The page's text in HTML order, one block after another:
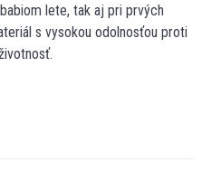
lete, tak aj pri prvých
s vysokou odolnosťou proti